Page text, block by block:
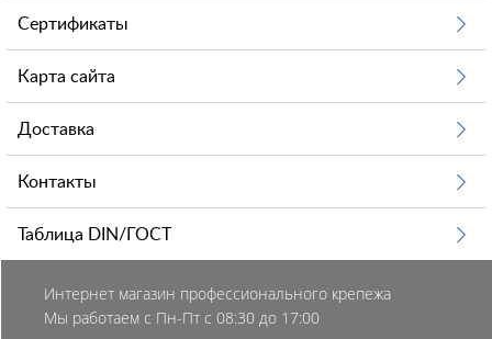
Сертификаты
Карта сайта
Доставка
Контакты
Таблица DIN/ГОСТ
Интернет магазин профессионального крепежа
Мы работаем с Пн-Пт с 08:30 до 17:00